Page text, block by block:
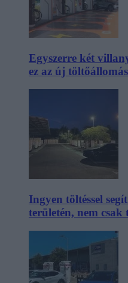
Egyszerre két
ez az új töltőállomás
Ingyen töltéssel
területén, nem csak